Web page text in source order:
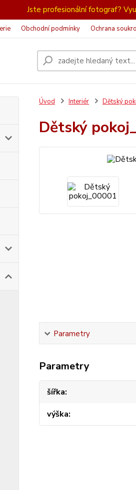
Jste profesionální fotograf?
Obchodní podmínky Ochrana
Úvod Interiér Dětský
Dětský
Parametry
Parametry
šířka
výška